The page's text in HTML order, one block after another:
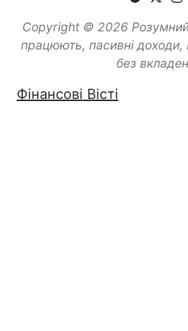
Copyright © 2026
працюють, пасивні доходи,
без
Фінансові Вісті